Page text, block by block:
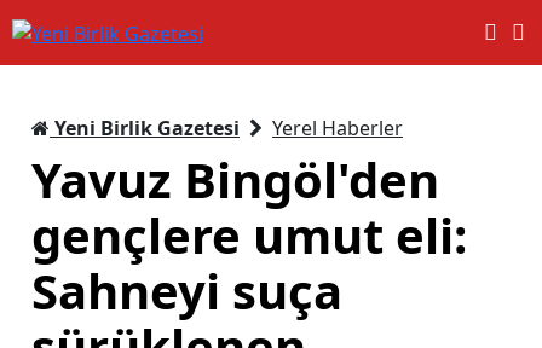
Yeni Birlik Gazetesi Yerel Haberler
Yavuz Bingöl'den
gençlere umut eli:
Sahneyi suça